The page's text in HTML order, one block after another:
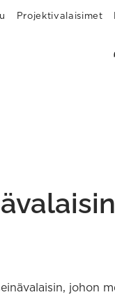
Projektivalaisimet
johon